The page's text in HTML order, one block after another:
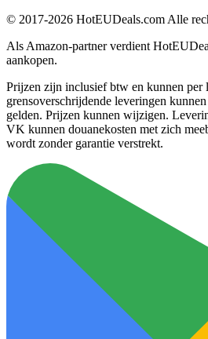
© 2017-2026 HotEUDeals.com Alle
Als Amazon-partner verdient
aankopen.
Prijzen zijn inclusief btw en kunnen per
grensoverschrijdende leveringen
gelden. Prijzen kunnen wijzigen.
VK kunnen douanekosten met zich
wordt zonder garantie verstrekt.